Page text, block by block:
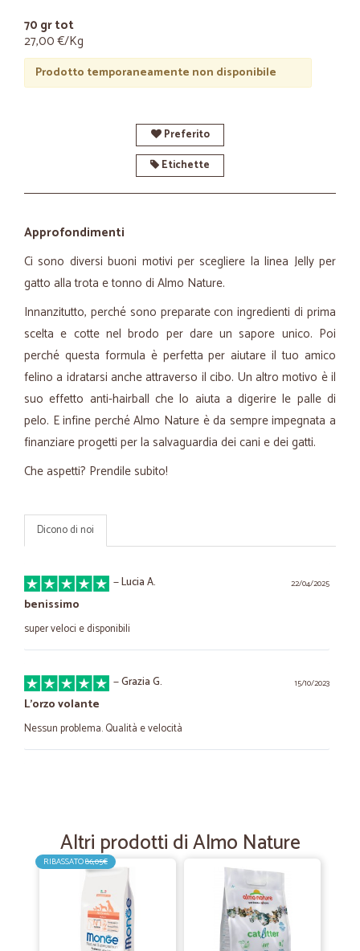
70 gr tot
27,00 €/Kg
Prodotto temporaneamente non disponibile
Preferito
Etichette
Approfondimenti
Ci sono diversi buoni motivi per scegliere la linea Jelly per
gatto alla trota e tonno di Almo Nature.
Innanzitutto, perché sono preparate con ingredienti di prima
scelta e cotte nel brodo per dare un sapore unico. Poi
perché questa formula è perfetta per aiutare il tuo amico
felino a idratarsi anche attraverso il cibo. Un altro motivo è il
suo effetto anti-hairball che lo aiuta a digerire le palle di
pelo. E infine perché Almo Nature è da sempre impegnata a
finanziare progetti per la salvaguardia dei cani e dei gatti.
Che aspetti? Prendile subito!
Dicono di noi
22/04/2025
—Lucia A.
benissimo
super veloci e disponibili
15/10/2023
—Grazia G.
L’orzo volante
Nessun problema. Qualità e velocità
Antongiulio V.
Bravi economici e rapidissimi nella…
Bravi economici e rapidissimi nella consegna.
Altri prodotti di Almo Nature
RIBASSATO86,05€